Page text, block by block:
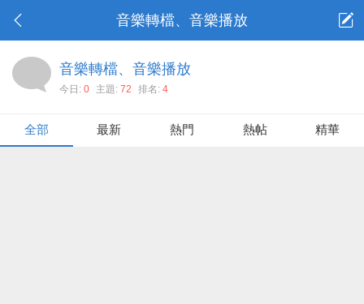
音樂轉檔、音樂播放
音樂轉檔、音樂播放
今日: 0 主題: 72 排名: 4
全部 最新 熱門 熱帖 精華